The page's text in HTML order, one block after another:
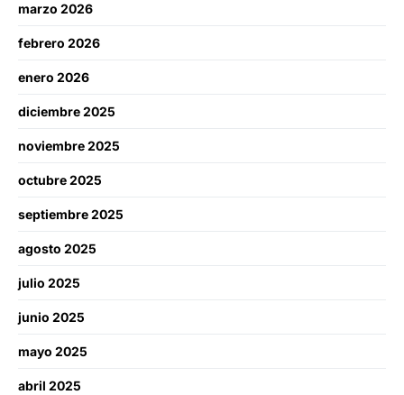
marzo 2026
febrero 2026
enero 2026
diciembre 2025
noviembre 2025
octubre 2025
septiembre 2025
agosto 2025
julio 2025
junio 2025
mayo 2025
abril 2025